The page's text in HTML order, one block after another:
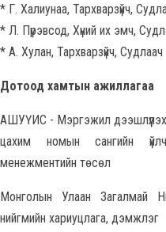
* Г. Халиунаа, Тархварзүйч,
* Л. Пүрэвсод, Хүний их эмч,
* А. Хулан, Тархварзүйч, Судлаач
Дотоод хамтын ажиллагаа
АШУҮИС - Мэргэжил дээшлүүлэх,
цахим номын сангийн
менежментийн төсөл
Монголын Улаан Загалмай
нийгмийн хариуцлага, дэмжлэг